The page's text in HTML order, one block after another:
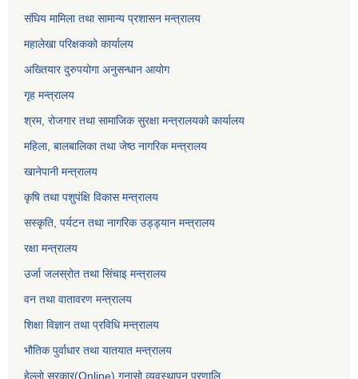
संघिय मामिला तथा सामान्य प्रशासन मन्त्रालय
महालेखा परिक्षकको कार्यालय
अख्तियार दुरुपयोगा अनुसन्धान आयोग
गृह मन्त्रालय
श्रम, रोजगार तथा सामाजिक सुरक्षा मन्त्रालयको कार्यालय
महिला, बालबालिका तथा जेष्ठ नागरिक मन्त्रालय
खानेपानी मन्त्रालय
कृषि तथा पशुपंक्षि विकास मन्त्रालय
सस्कृति, पर्यटन तथा नागरिक उड्ड्यान मन्त्रालय
रक्षा मन्त्रालय
उर्जा जलस्रोत तथा सिंचाइ मन्‍त्रालय
वन तथा वातावरण मन्त्रालय
शिक्षा विज्ञान तथा प्रविधि मन्त्रालय
भौतिक पुर्वाधार तथा यातयात मन्त्रालय
हेल्लो सरकार(Online) गुनासो व्यवस्थापन प्रणालि